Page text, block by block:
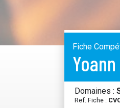
Fiche
Yoann
Domaines :
Ref. Fiche :